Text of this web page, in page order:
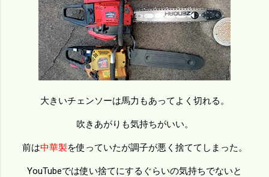
大きいチェンソーは馬力もあってよく切れる。
吹きあがりも気持ちがいい。
前は中華製を使っていたが調子が悪く捨ててしまった。
YouTubeでは使い捨てにするぐらいの気持ちでないと